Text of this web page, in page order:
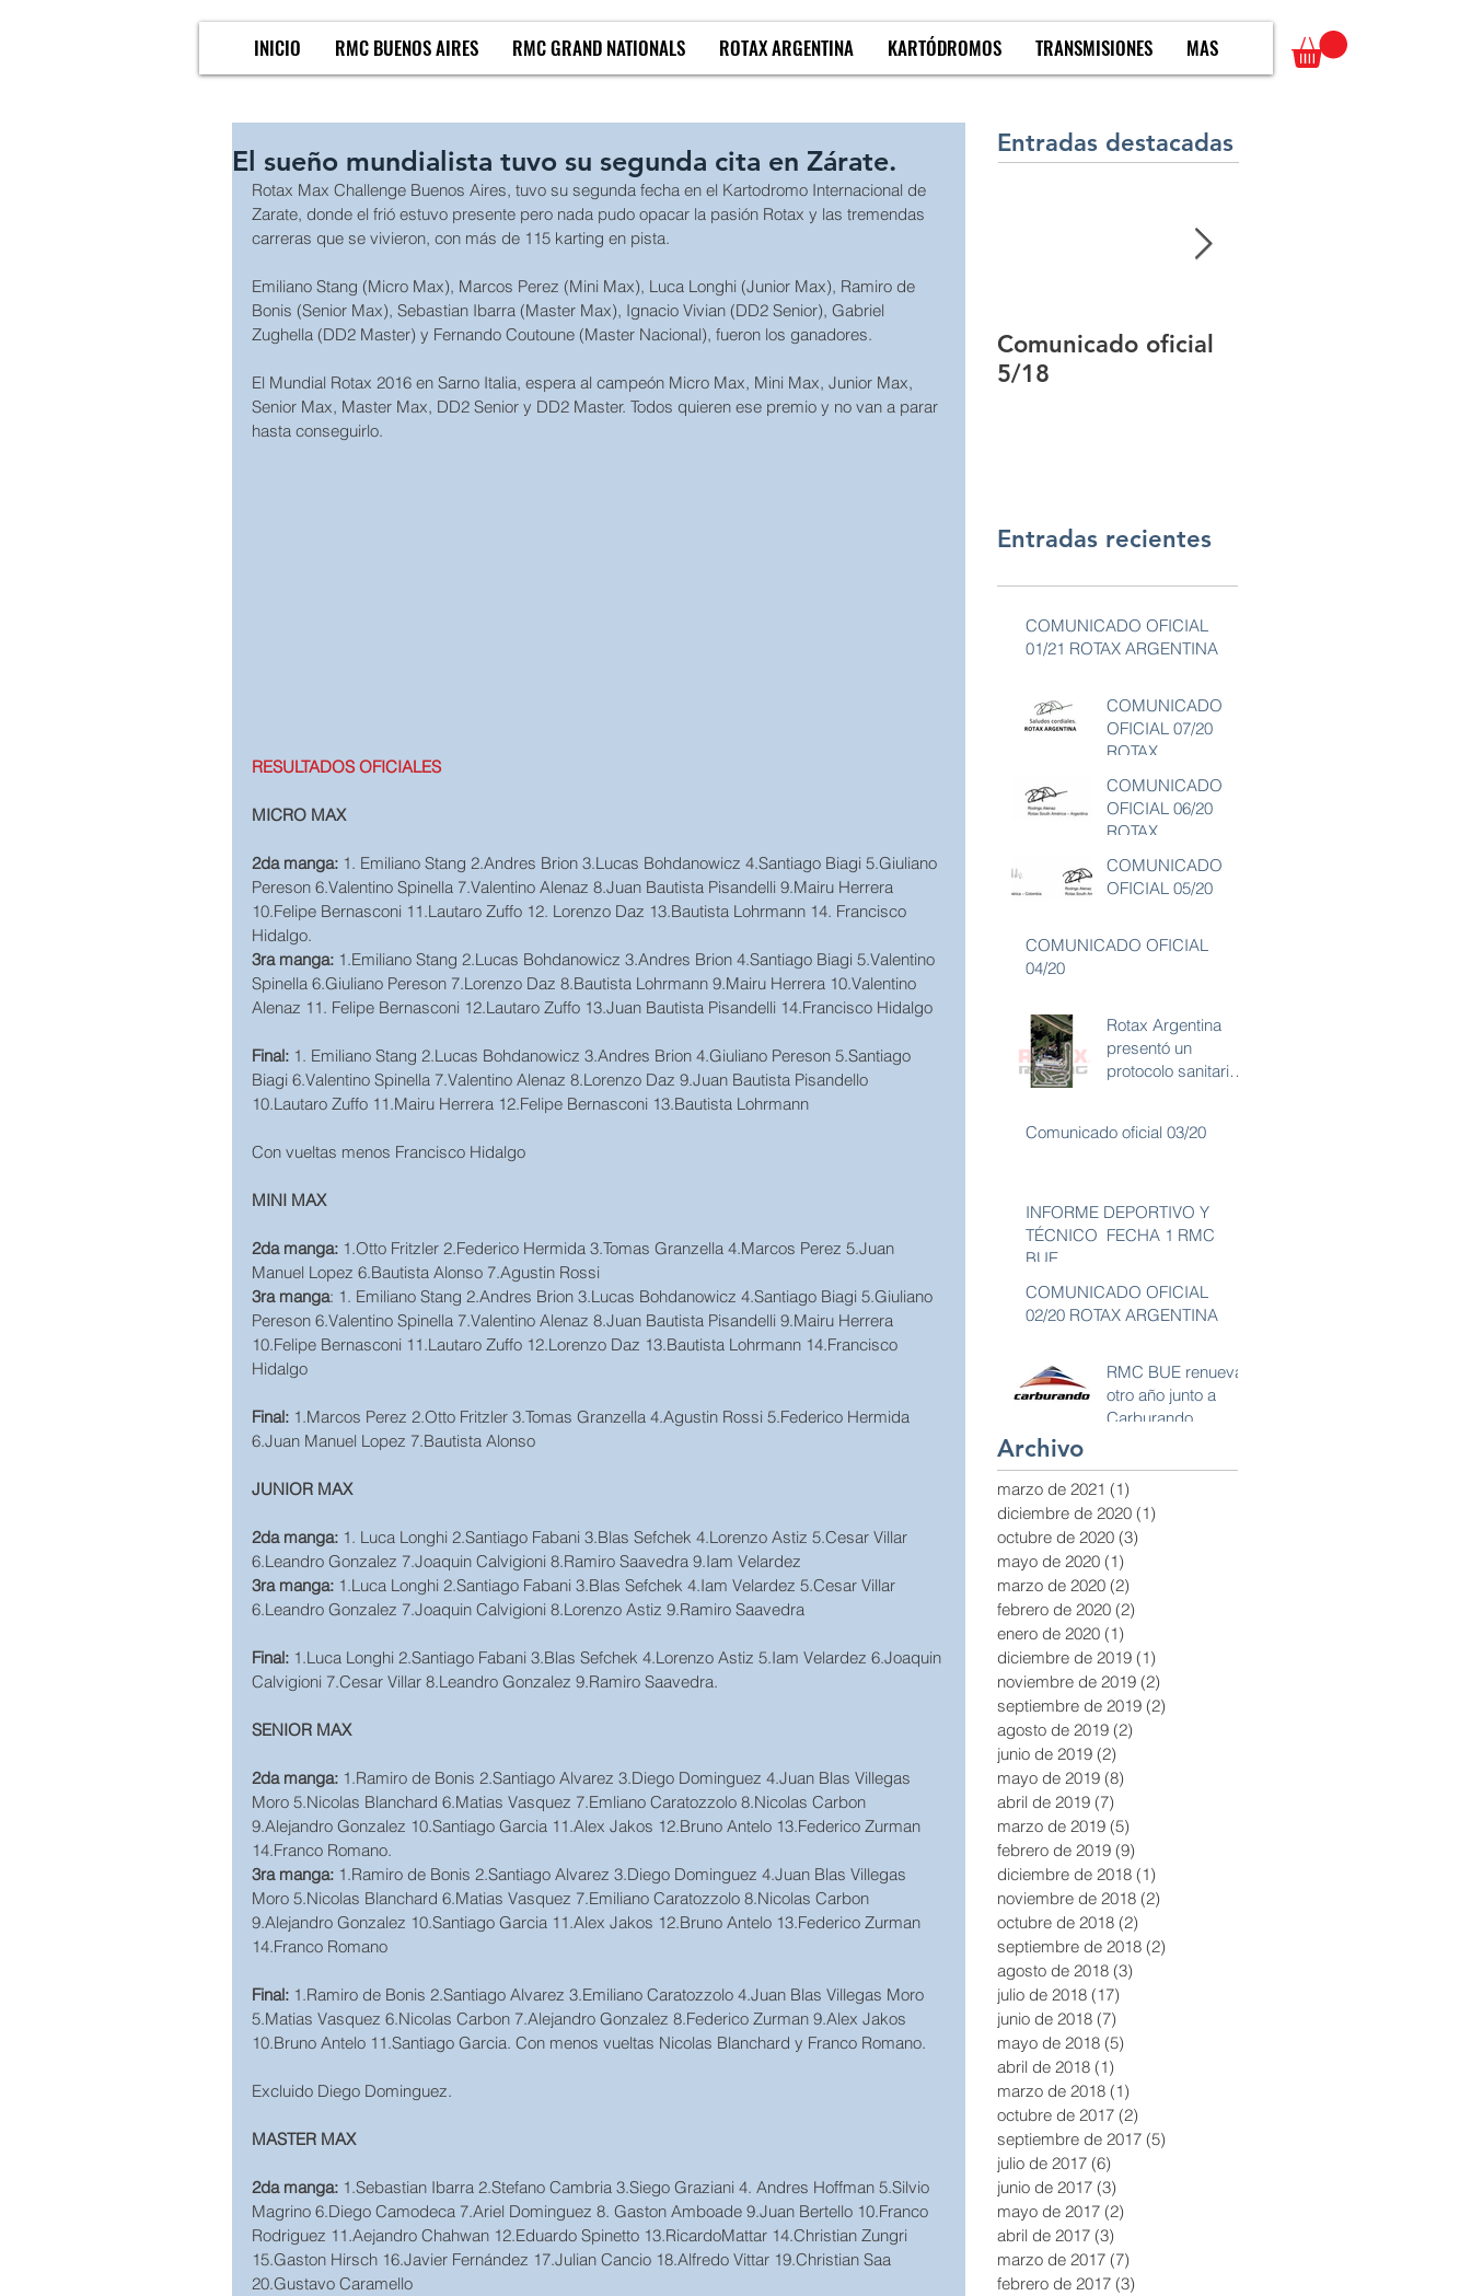
INICIO RMC BUENOS AIRES RMC GRAND NATIONALS ROTAX ARGENTINA KARTÓDROMOS TRANSMISIONES MAS
El sueño mundialista tuvo su segunda cita en Zárate.
Rotax Max Challenge Buenos Aires, tuvo su segunda fecha en el Kartodromo Internacional de
Zarate, donde el frió estuvo presente pero nada pudo opacar la pasión Rotax y las tremendas
carreras que se vivieron, con más de 115 karting en pista.
Emiliano Stang (Micro Max), Marcos Perez (Mini Max), Luca Longhi (Junior Max), Ramiro de
Bonis (Senior Max), Sebastian Ibarra (Master Max), Ignacio Vivian (DD2 Senior), Gabriel
Zughella (DD2 Master) y Fernando Coutoune (Master Nacional), fueron los ganadores.
El Mundial Rotax 2016 en Sarno Italia, espera al campeón Micro Max, Mini Max, Junior Max,
Senior Max, Master Max, DD2 Senior y DD2 Master. Todos quieren ese premio y no van a parar
hasta conseguirlo.
RESULTADOS OFICIALES
MICRO MAX
2da manga: 1. Emiliano Stang 2.Andres Brion 3.Lucas Bohdanowicz 4.Santiago Biagi 5.Giuliano
Pereson 6.Valentino Spinella 7.Valentino Alenaz 8.Juan Bautista Pisandelli 9.Mairu Herrera
10.Felipe Bernasconi 11.Lautaro Zuffo 12. Lorenzo Daz 13.Bautista Lohrmann 14. Francisco
Hidalgo.
3ra manga: 1.Emiliano Stang 2.Lucas Bohdanowicz 3.Andres Brion 4.Santiago Biagi 5.Valentino
Spinella 6.Giuliano Pereson 7.Lorenzo Daz 8.Bautista Lohrmann 9.Mairu Herrera 10.Valentino
Alenaz 11. Felipe Bernasconi 12.Lautaro Zuffo 13.Juan Bautista Pisandelli 14.Francisco Hidalgo
Final: 1. Emiliano Stang 2.Lucas Bohdanowicz 3.Andres Brion 4.Giuliano Pereson 5.Santiago
Biagi 6.Valentino Spinella 7.Valentino Alenaz 8.Lorenzo Daz 9.Juan Bautista Pisandello
10.Lautaro Zuffo 11.Mairu Herrera 12.Felipe Bernasconi 13.Bautista Lohrmann
Con vueltas menos Francisco Hidalgo
MINI MAX
2da manga: 1.Otto Fritzler 2.Federico Hermida 3.Tomas Granzella 4.Marcos Perez 5.Juan
Manuel Lopez 6.Bautista Alonso 7.Agustin Rossi
3ra manga: 1. Emiliano Stang 2.Andres Brion 3.Lucas Bohdanowicz 4.Santiago Biagi 5.Giuliano
Pereson 6.Valentino Spinella 7.Valentino Alenaz 8.Juan Bautista Pisandelli 9.Mairu Herrera
10.Felipe Bernasconi 11.Lautaro Zuffo 12.Lorenzo Daz 13.Bautista Lohrmann 14.Francisco
Hidalgo
Final: 1.Marcos Perez 2.Otto Fritzler 3.Tomas Granzella 4.Agustin Rossi 5.Federico Hermida
6.Juan Manuel Lopez 7.Bautista Alonso
JUNIOR MAX
2da manga: 1. Luca Longhi 2.Santiago Fabani 3.Blas Sefchek 4.Lorenzo Astiz 5.Cesar Villar
6.Leandro Gonzalez 7.Joaquin Calvigioni 8.Ramiro Saavedra 9.Iam Velardez
3ra manga: 1.Luca Longhi 2.Santiago Fabani 3.Blas Sefchek 4.Iam Velardez 5.Cesar Villar
6.Leandro Gonzalez 7.Joaquin Calvigioni 8.Lorenzo Astiz 9.Ramiro Saavedra
Final: 1.Luca Longhi 2.Santiago Fabani 3.Blas Sefchek 4.Lorenzo Astiz 5.Iam Velardez 6.Joaquin
Calvigioni 7.Cesar Villar 8.Leandro Gonzalez 9.Ramiro Saavedra.
SENIOR MAX
2da manga: 1.Ramiro de Bonis 2.Santiago Alvarez 3.Diego Dominguez 4.Juan Blas Villegas
Moro 5.Nicolas Blanchard 6.Matias Vasquez 7.Emliano Caratozzolo 8.Nicolas Carbon
9.Alejandro Gonzalez 10.Santiago Garcia 11.Alex Jakos 12.Bruno Antelo 13.Federico Zurman
14.Franco Romano.
3ra manga: 1.Ramiro de Bonis 2.Santiago Alvarez 3.Diego Dominguez 4.Juan Blas Villegas
Moro 5.Nicolas Blanchard 6.Matias Vasquez 7.Emiliano Caratozzolo 8.Nicolas Carbon
9.Alejandro Gonzalez 10.Santiago Garcia 11.Alex Jakos 12.Bruno Antelo 13.Federico Zurman
14.Franco Romano
Final: 1.Ramiro de Bonis 2.Santiago Alvarez 3.Emiliano Caratozzolo 4.Juan Blas Villegas Moro
5.Matias Vasquez 6.Nicolas Carbon 7.Alejandro Gonzalez 8.Federico Zurman 9.Alex Jakos
10.Bruno Antelo 11.Santiago Garcia. Con menos vueltas Nicolas Blanchard y Franco Romano.
Excluido Diego Dominguez.
MASTER MAX
2da manga: 1.Sebastian Ibarra 2.Stefano Cambria 3.Siego Graziani 4. Andres Hoffman 5.Silvio
Magrino 6.Diego Camodeca 7.Ariel Dominguez 8. Gaston Amboade 9.Juan Bertello 10.Franco
Rodriguez 11.Aejandro Chahwan 12.Eduardo Spinetto 13.RicardoMattar 14.Christian Zungri
15.Gaston Hirsch 16.Javier Fernández 17.Julian Cancio 18.Alfredo Vittar 19.Christian Saa
20.Gustavo Caramello
Entradas destacadas
Comunicado oficial
5/18
Entradas recientes
COMUNICADO OFICIAL
01/21 ROTAX ARGENTINA
COMUNICADO
OFICIAL 07/20
ROTAX
COMUNICADO
OFICIAL 06/20
ROTAX
COMUNICADO
OFICIAL 05/20
COMUNICADO OFICIAL
04/20
Rotax Argentina
presentó un
protocolo sanitario
ambiente libre de
Comunicado oficial 03/20
INFORME DEPORTIVO Y
TÉCNICO FECHA 1 RMC
BUE
COMUNICADO OFICIAL
02/20 ROTAX ARGENTINA
RMC BUE renueva
otro año junto a
Carburando
Archivo
marzo de 2021 (1)
diciembre de 2020 (1)
octubre de 2020 (3)
mayo de 2020 (1)
marzo de 2020 (2)
febrero de 2020 (2)
enero de 2020 (1)
diciembre de 2019 (1)
noviembre de 2019 (2)
septiembre de 2019 (2)
agosto de 2019 (2)
junio de 2019 (2)
mayo de 2019 (8)
abril de 2019 (7)
marzo de 2019 (5)
febrero de 2019 (9)
diciembre de 2018 (1)
noviembre de 2018 (2)
octubre de 2018 (2)
septiembre de 2018 (2)
agosto de 2018 (3)
julio de 2018 (17)
junio de 2018 (7)
mayo de 2018 (5)
abril de 2018 (1)
marzo de 2018 (1)
octubre de 2017 (2)
septiembre de 2017 (5)
julio de 2017 (6)
junio de 2017 (3)
mayo de 2017 (2)
abril de 2017 (3)
marzo de 2017 (7)
febrero de 2017 (3)